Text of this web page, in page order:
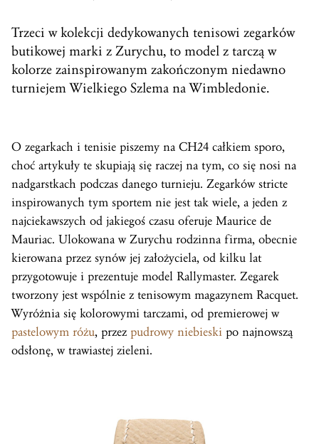
Trzeci w kolekcji dedykowanych tenisowi zegarków
butikowej marki z Zurychu, to model z tarczą w
kolorze zainspirowanym zakończonym niedawno
turniejem Wielkiego Szlema na Wimbledonie.
O zegarkach i tenisie piszemy na CH24 całkiem sporo,
choć artykuły te skupiają się raczej na tym, co się nosi na
nadgarstkach podczas danego turnieju. Zegarków stricte
inspirowanych tym sportem nie jest tak wiele, a jeden z
najciekawszych od jakiegoś czasu oferuje Maurice de
Mauriac. Ulokowana w Zurychu rodzinna firma, obecnie
kierowana przez synów jej założyciela, od kilku lat
przygotowuje i prezentuje model Rallymaster. Zegarek
tworzony jest wspólnie z tenisowym magazynem Racquet.
Wyróżnia się kolorowymi tarczami, od premierowej w
pastelowym różu, przez pudrowy niebieski po najnowszą
odsłonę, w trawiastej zieleni.